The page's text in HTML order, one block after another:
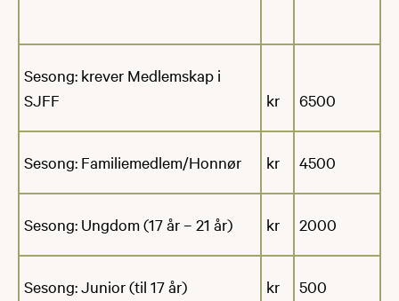
Sesong: krever Medlemskap i
SJFF
kr 6500
Sesong: Familiemedlem/Honnør kr 4500
Sesong: Ungdom (17 år – 21 år) kr 2000
Sesong: Junior (til 17 år) kr 500